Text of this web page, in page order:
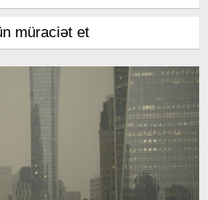
müraciət et